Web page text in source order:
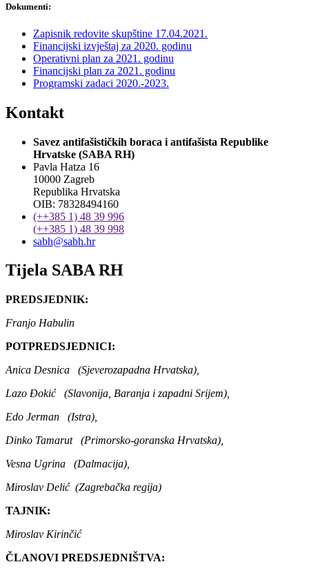
Dokumenti:
Zapisnik redovite skupštine 17.04.2021.
Financijski izvještaj za 2020. godinu
Operativni plan za 2021. godinu
Financijski plan za 2021. godinu
Programski zadaci 2020.-2023.
Kontakt
Savez antifašističkih boraca i antifašista Republike
Hrvatske (SABA RH)
Pavla Hatza 16
10000 Zagreb
Republika Hrvatska
OIB: 78328494160
(++385 1) 48 39 996
(++385 1) 48 39 998
sabh@sabh.hr
Tijela SABA RH
PREDSJEDNIK:
Franjo Habulin
POTPREDSJEDNICI:
Anica Desnica (Sjeverozapadna Hrvatska),
Lazo Đokić (Slavonija, Baranja i zapadni Srijem),
Edo Jerman (Istra),
Dinko Tamarut (Primorsko-goranska Hrvatska),
Vesna Ugrina (Dalmacija),
Miroslav Delić (Zagrebačka regija)
TAJNIK:
Miroslav Kirinčić
ČLANOVI PREDSJEDNIŠTVA: